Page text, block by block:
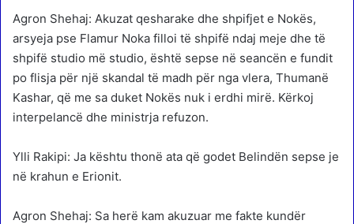
Agron Shehaj: Akuzat qesharake dhe shpifjet e Nokës,
arsyeja pse Flamur Noka filloi të shpifë ndaj meje dhe të
shpifë studio më studio, është sepse në seancën e fundit
po flisja për një skandal të madh për nga vlera, Thumanë
Kashar, që me sa duket Nokës nuk i erdhi mirë. Kërkoj
interpelancë dhe ministrja refuzon.
Ylli Rakipi: Ja kështu thonë ata që godet Belindën sepse je
në krahun e Erionit.
Agron Shehaj: Sa herë kam akuzuar me fakte kundër